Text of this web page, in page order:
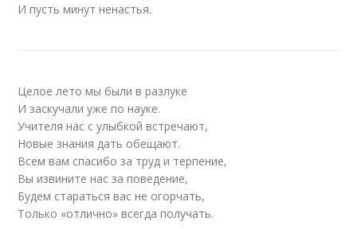
И пусть минут ненастья.
Целое лето мы были в разлуке
И заскучали уже по науке.
Учителя нас с улыбкой встречают,
Новые знания дать обещают.
Всем вам спасибо за труд и терпение,
Вы извините нас за поведение,
Будем стараться вас не огорчать,
Только «отлично» всегда получать.